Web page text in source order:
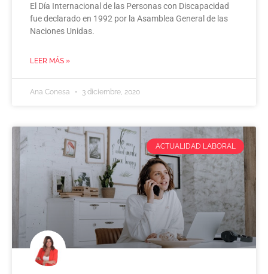
El Día Internacional de las Personas con Discapacidad
fue declarado en 1992 por la Asamblea General de las
Naciones Unidas.
LEER MÁS »
Ana Conesa 3 diciembre, 2020
ACTUALIDAD LABORAL